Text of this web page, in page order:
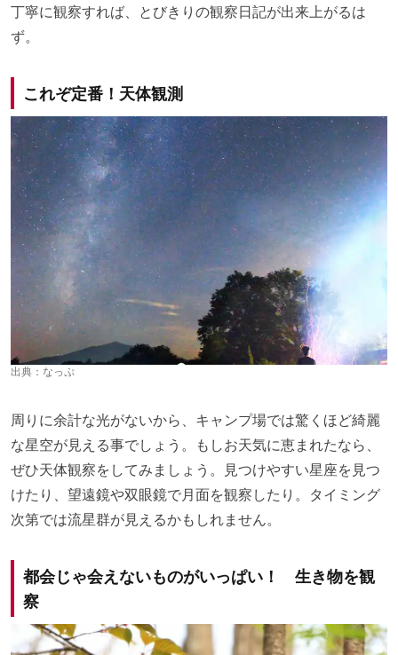
丁寧に観察すれば、とびきりの観察日記が出来上がるは
ず。
これぞ定番！天体観測
出典： なっぷ
周りに余計な光がないから、キャンプ場では驚くほど綺麗
な星空が見える事でしょう。もしお天気に恵まれたなら、
ぜひ天体観察をしてみましょう。見つけやすい星座を見つ
けたり、望遠鏡や双眼鏡で月面を観察したり。タイミング
次第では流星群が見えるかもしれません。
都会じゃ会えないものがいっぱい！ 生き物を観
察